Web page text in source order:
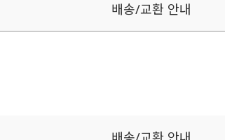
배송/교환 안내